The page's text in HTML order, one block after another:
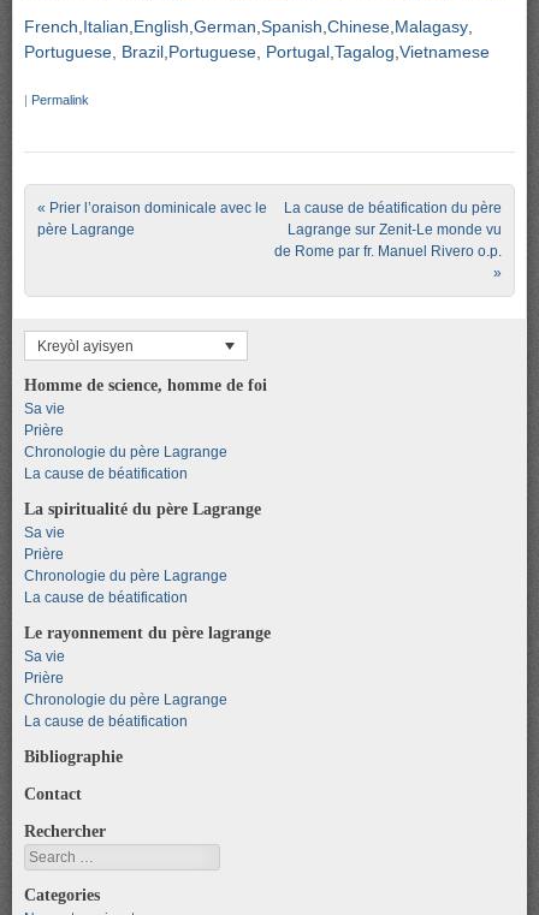
French Italian English German Spanish Chinese Malagasy
Portuguese, Brazil Portuguese, Portugal Tagalog Vietnamese
| Permalink
Post navigation
« Prier l’oraison dominicale avec le
père Lagrange
La cause de béatification du père
Lagrange sur Zenit-Le monde vu
de Rome par fr. Manuel Rivero o.p.
»
Kreyòl ayisyen
Homme de science, homme de foi
Sa vie
Prière
Chronologie du père Lagrange
La cause de béatification
La spiritualité du père Lagrange
Sa vie
Prière
Chronologie du père Lagrange
La cause de béatification
Le rayonnement du père lagrange
Sa vie
Prière
Chronologie du père Lagrange
La cause de béatification
Bibliographie
Contact
Rechercher
Search
Categories